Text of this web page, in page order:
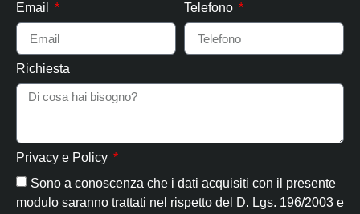
Email Telefono
Richiesta
Privacy e Policy
Sono a conoscenza che i dati acquisiti con il presente
modulo saranno trattati nel rispetto del D. Lgs. 196/2003 e